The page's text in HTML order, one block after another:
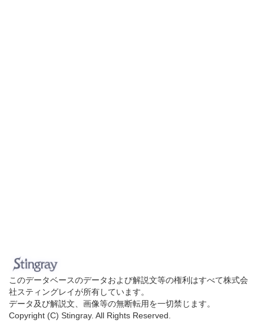
このデータベースのデータおよび解説文等の権利はすべて株式会
社スティングレイが所有しています。
データ及び解説文、画像等の無断転用を一切禁じます。
Copyright (C) Stingray. All Rights Reserved.